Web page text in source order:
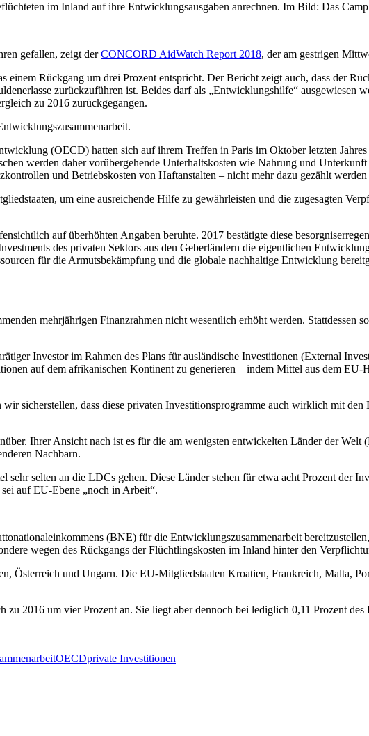
im Inland auf ihre Entwicklungsausgaben anrechnen. Im Bild: Das
gefallen, zeigt derCONCORD AidWatch Report 2018, der am gestrigen
Rückgang um drei Prozent entspricht. Der Bericht zeigt auch, dass der
zurückzuführen ist. Beides darf als „Entwicklungshilfe“ ausgewiesen
zu 2016 zurückgegangen.
(OECD) hatten sich auf ihrem Treffen in Paris im Oktober letzten
werden daher vorübergehende Unterhaltskosten wie Nahrung und
und Betriebskosten von Haftanstalten – nicht mehr dazu gezählt
um eine ausreichende Hilfe zu gewährleisten und die zugesagten
auf überhöhten Angaben beruhte. 2017 bestätigte diese
des privaten Sektors aus den Geberländern die eigentlichen
für die Armutsbekämpfung und die globale nachhaltige Entwicklung
mehrjährigen Finanzrahmen nicht wesentlich erhöht werden. Stattdessen
Investor im Rahmen des Plans für ausländische Investitionen (External
auf dem afrikanischen Kontinent zu generieren – indem Mittel aus dem EU-
sicherstellen, dass diese privaten Investitionsprogramme auch wirklich mit
Ihrer Ansicht nach ist es für die am wenigsten entwickelten Länder der Welt
Nachbarn.
selten an die LDCs gehen. Diese Länder stehen für etwa acht Prozent der
auf EU-Ebene „noch in Arbeit“.
(BNE) für die Entwicklungszusammenarbeit
wegen des Rückgangs der Flüchtlingskosten im Inland hinter den
Österreich und Ungarn. Die EU-Mitgliedstaaten Kroatien, Frankreich, Malta,
2016 um vier Prozent an. Sie liegt aber dennoch bei lediglich 0,11 Prozent
OECDprivate Investitionen